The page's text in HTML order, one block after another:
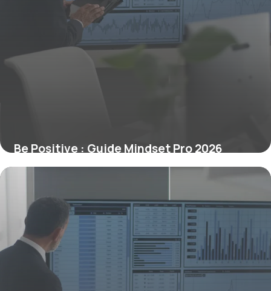
Be Positive : Guide Mindset Pro 2026
1 juillet 2026